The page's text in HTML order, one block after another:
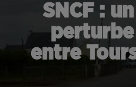
SNCF :
entre